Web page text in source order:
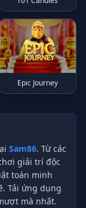
Epic Journey
Sam86. Từ các
giải trí độc
toán minh
Tải ứng dụng
mà nhất.